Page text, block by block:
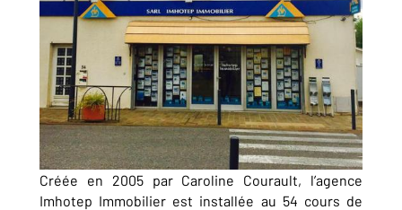
Créée en 2005 par Caroline Courault, l’agence
Imhotep Immobilier est installée au 54 cours de